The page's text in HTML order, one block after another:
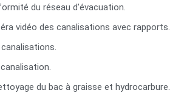
du réseau d'évacuation.
vidéo des canalisations avec rapports.
du bac à graisse et hydrocarbure.